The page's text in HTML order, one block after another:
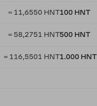
= 11,6550 HNT
= 58,2751 HNT
= 116,5501 HNT
100 HNT
500 HNT
1.000 HNT